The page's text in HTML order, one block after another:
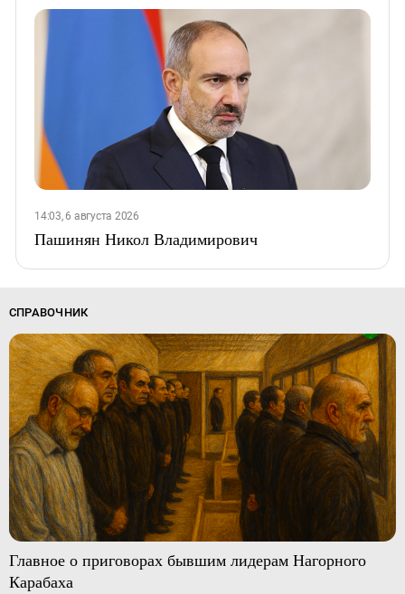
14:03, 6 августа 2026
Пашинян Никол Владимирович
СПРАВОЧНИК
Главное о приговорах бывшим лидерам Нагорного
Карабаха